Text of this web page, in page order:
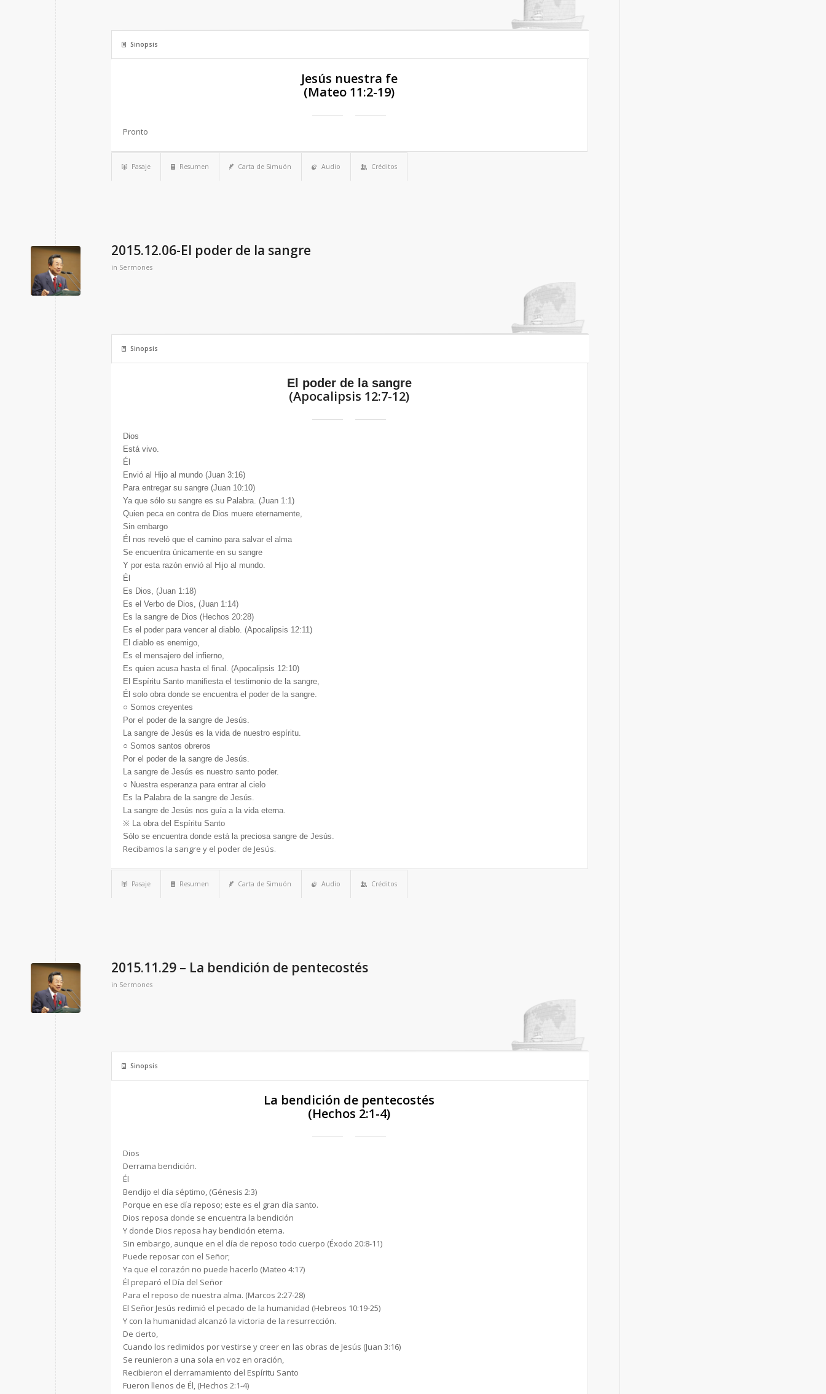
Sinopsis
Jesús nuestra fe
(Mateo 11:2-19)
Pronto
Pasaje Resumen Carta de Simuón Audio Créditos
2015.12.06-El poder de la sangre
in Sermones
Sinopsis
El poder de la sangre
(Apocalipsis 12:7-12)
Dios
Está vivo.
Él
Envió al Hijo al mundo (Juan 3:16)
Para entregar su sangre (Juan 10:10)
Ya que sólo su sangre es su Palabra. (Juan 1:1)
Quien peca en contra de Dios muere eternamente,
Sin embargo
Él nos reveló que el camino para salvar el alma
Se encuentra únicamente en su sangre
Y por esta razón envió al Hijo al mundo.
Él
Es Dios, (Juan 1:18)
Es el Verbo de Dios, (Juan 1:14)
Es la sangre de Dios (Hechos 20:28)
Es el poder para vencer al diablo. (Apocalipsis 12:11)
El diablo es enemigo,
Es el mensajero del infierno,
Es quien acusa hasta el final. (Apocalipsis 12:10)
El Espíritu Santo manifiesta el testimonio de la sangre,
Él solo obra donde se encuentra el poder de la sangre.
○ Somos creyentes
Por el poder de la sangre de Jesús.
La sangre de Jesús es la vida de nuestro espíritu.
○ Somos santos obreros
Por el poder de la sangre de Jesús.
La sangre de Jesús es nuestro santo poder.
○ Nuestra esperanza para entrar al cielo
Es la Palabra de la sangre de Jesús.
La sangre de Jesús nos guía a la vida eterna.
※ La obra del Espíritu Santo
Sólo se encuentra donde está la preciosa sangre de Jesús.
Recibamos la sangre y el poder de Jesús.
Pasaje Resumen Carta de Simuón Audio Créditos
2015.11.29 – La bendición de pentecostés
in Sermones
Sinopsis
La bendición de pentecostés
(Hechos 2:1-4)
Dios
Derrama bendición.
Él
Bendijo el día séptimo, (Génesis 2:3)
Porque en ese día reposo; este es el gran día santo.
Dios reposa donde se encuentra la bendición
Y donde Dios reposa hay bendición eterna.
Sin embargo, aunque en el día de reposo todo cuerpo (Éxodo 20:8-11)
Puede reposar con el Señor;
Ya que el corazón no puede hacerlo (Mateo 4:17)
Él preparó el Día del Señor
Para el reposo de nuestra alma. (Marcos 2:27-28)
El Señor Jesús redimió el pecado de la humanidad (Hebreos 10:19-25)
Y con la humanidad alcanzó la victoria de la resurrección.
De cierto,
Cuando los redimidos por vestirse y creer en las obras de Jesús (Juan 3:16)
Se reunieron a una sola en voz en oración,
Recibieron el derramamiento del Espíritu Santo
Fueron llenos de Él, (Hechos 2:1-4)